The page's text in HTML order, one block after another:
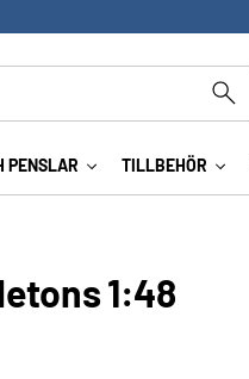
PENSLAR TILLBEHÖR
1:48